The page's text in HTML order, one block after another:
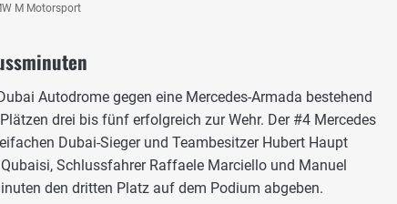
M Motorsport
Autodrome gegen eine Mercedes-Armada bestehend
drei bis fünf erfolgreich zur Wehr. Der #4 Mercedes
Dubai-Sieger und Teambesitzer Hubert Haupt
Schlussfahrer Raffaele Marciello und Manuel
den dritten Platz auf dem Podium abgeben.